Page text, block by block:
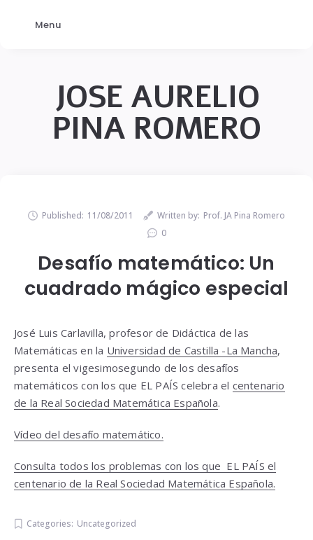
JOSE AURELIO
PINA ROMERO
Published: 11/08/2011 Written by: Prof. JA Pina Romero
0
Desafío matemático: Un
cuadrado mágico especial
José Luis Carlavilla, profesor de Didáctica de las
Matemáticas en la Universidad de Castilla -La Mancha,
presenta el vigesimosegundo de los desafíos
matemáticos con los que EL PAÍS celebra el centenario
de la Real Sociedad Matemática Española.
Vídeo del desafío matemático.
Consulta todos los problemas con los que EL PAÍS el
centenario de la Real Sociedad Matemática Española.
Categories: Uncategorized
Menu